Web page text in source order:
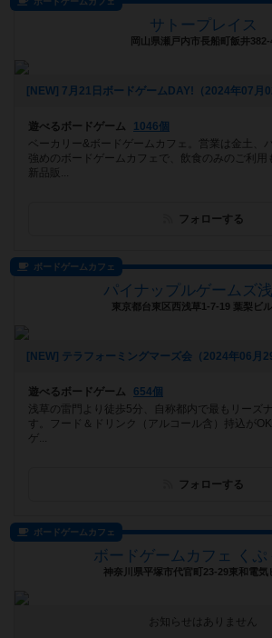
サトープレイス
岡山県瀬戸内市長船町飯井382-
[NEW] 7月21日ボードゲームDAY!（2024年07月
遊べるボードゲーム
1046個
ベーカリー&ボードゲームカフェ。営業は金土、
強めのボードゲームカフェで、飲食のみのご利用
新品販...
フォローする
ボードゲームカフェ
パイナップルゲームズ
東京都台東区西浅草1-7-19 葉梨ビ
[NEW] テラフォーミングマーズ会（2024年06月
遊べるボードゲーム
654個
浅草の雷門より徒歩5分、自称都内で最もリーズ
す。フード＆ドリンク（アルコール含）持込が
ゲ...
フォローする
ボードゲームカフェ
ボードゲームカフェ くぷ
神奈川県平塚市代官町23-29東和電気
お知らせはありません